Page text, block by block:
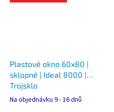
Plastové okno 60x80 |
sklopné | Ideal 8000 |
Trojsklo
Na objednávku 9 - 16 dnů